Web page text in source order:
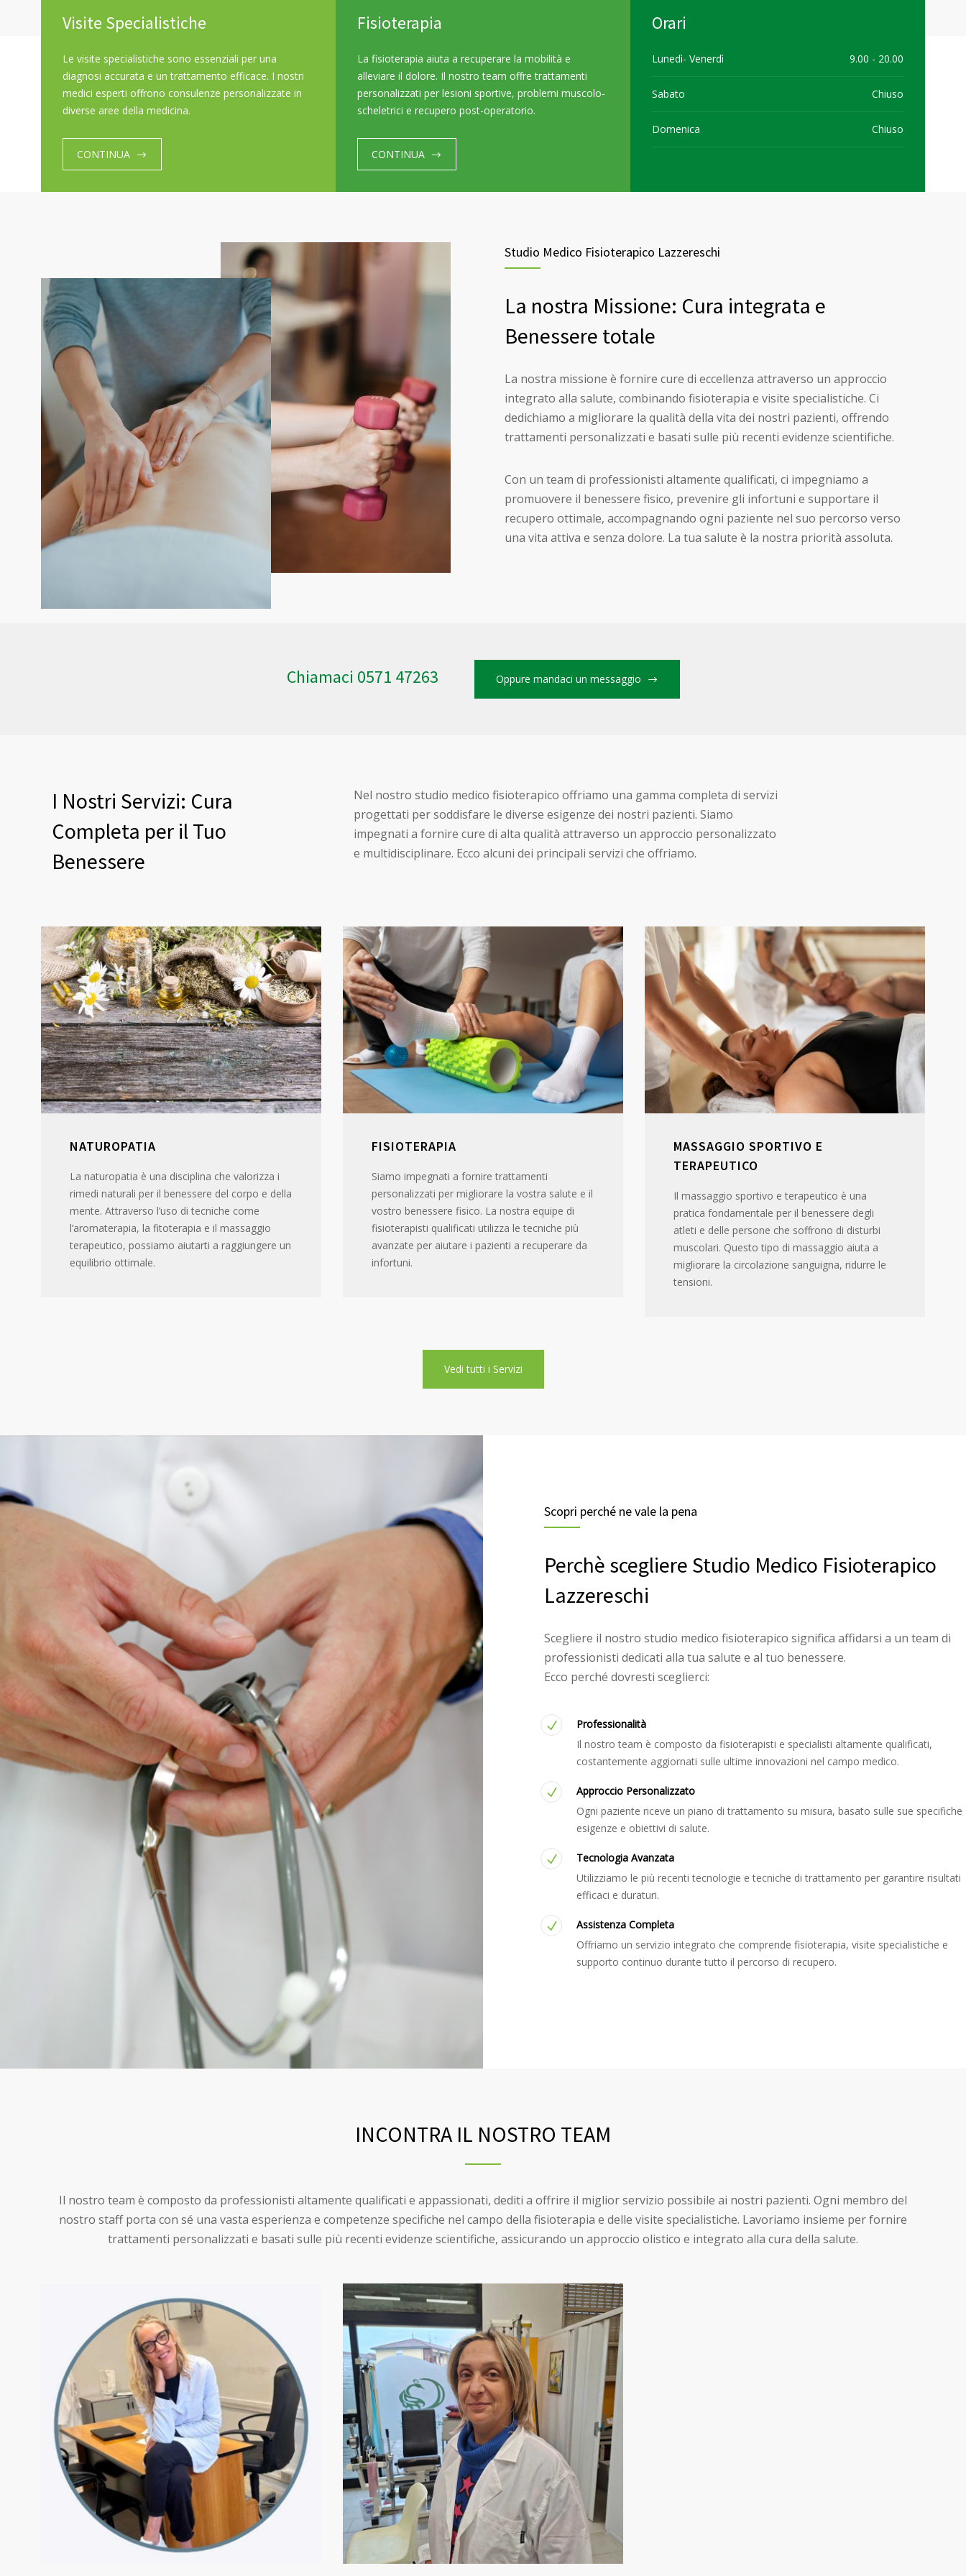
Viale Italia, 2/6, 56022 Castelfranco di Sotto PI enrica@studiolazzereschi.it
Home Chi Siamo Servizi Contatti
Visite Specialistiche
Le visite specialistiche sono essenziali per una
diagnosi accurata e un trattamento efficace. I nostri
medici esperti offrono consulenze personalizzate in
diverse aree della medicina.
CONTINUA
Fisioterapia
La fisioterapia aiuta a recuperare la mobilità e
alleviare il dolore. Il nostro team offre trattamenti
personalizzati per lesioni sportive, problemi muscolo-
scheletrici e recupero post-operatorio.
CONTINUA
Orari
Lunedì- Venerdì 9.00 - 20.00
Sabato Chiuso
Domenica Chiuso
Studio Medico Fisioterapico Lazzereschi
La nostra Missione: Cura integrata e
Benessere totale
La nostra missione è fornire cure di eccellenza attraverso un approccio
integrato alla salute, combinando fisioterapia e visite specialistiche. Ci
dedichiamo a migliorare la qualità della vita dei nostri pazienti, offrendo
trattamenti personalizzati e basati sulle più recenti evidenze scientifiche.
Con un team di professionisti altamente qualificati, ci impegniamo a
promuovere il benessere fisico, prevenire gli infortuni e supportare il
recupero ottimale, accompagnando ogni paziente nel suo percorso verso
una vita attiva e senza dolore. La tua salute è la nostra priorità assoluta.
Chiamaci 0571 47263 Oppure mandaci un messaggio
I Nostri Servizi: Cura
Completa per il Tuo
Benessere
Nel nostro studio medico fisioterapico offriamo una gamma completa di servizi
progettati per soddisfare le diverse esigenze dei nostri pazienti. Siamo
impegnati a fornire cure di alta qualità attraverso un approccio personalizzato
e multidisciplinare. Ecco alcuni dei principali servizi che offriamo.
NATUROPATIA
La naturopatia è una disciplina che valorizza i
rimedi naturali per il benessere del corpo e della
mente. Attraverso l’uso di tecniche come
l’aromaterapia, la fitoterapia e il massaggio
terapeutico, possiamo aiutarti a raggiungere un
equilibrio ottimale.
FISIOTERAPIA
Siamo impegnati a fornire trattamenti
personalizzati per migliorare la vostra salute e il
vostro benessere fisico. La nostra equipe di
fisioterapisti qualificati utilizza le tecniche più
avanzate per aiutare i pazienti a recuperare da
infortuni.
MASSAGGIO SPORTIVO E
TERAPEUTICO
Il massaggio sportivo e terapeutico è una
pratica fondamentale per il benessere degli
atleti e delle persone che soffrono di disturbi
muscolari. Questo tipo di massaggio aiuta a
migliorare la circolazione sanguigna, ridurre le
tensioni.
Vedi tutti i Servizi
Scopri perché ne vale la pena
Perchè scegliere Studio Medico Fisioterapico
Lazzereschi
Scegliere il nostro studio medico fisioterapico significa affidarsi a un team di
professionisti dedicati alla tua salute e al tuo benessere.
Ecco perché dovresti sceglierci:
Professionalità
Il nostro team è composto da fisioterapisti e specialisti altamente qualificati,
costantemente aggiornati sulle ultime innovazioni nel campo medico.
Approccio Personalizzato
Ogni paziente riceve un piano di trattamento su misura, basato sulle sue specifiche
esigenze e obiettivi di salute.
Tecnologia Avanzata
Utilizziamo le più recenti tecnologie e tecniche di trattamento per garantire risultati
efficaci e duraturi.
Assistenza Completa
Offriamo un servizio integrato che comprende fisioterapia, visite specialistiche e
supporto continuo durante tutto il percorso di recupero.
INCONTRA IL NOSTRO TEAM
Il nostro team è composto da professionisti altamente qualificati e appassionati, dediti a offrire il miglior servizio possibile ai nostri pazienti. Ogni membro del
nostro staff porta con sé una vasta esperienza e competenze specifiche nel campo della fisioterapia e delle visite specialistiche. Lavoriamo insieme per fornire
trattamenti personalizzati e basati sulle più recenti evidenze scientifiche, assicurando un approccio olistico e integrato alla cura della salute.